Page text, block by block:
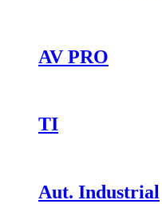
AV PRO
TI
Aut. Industrial